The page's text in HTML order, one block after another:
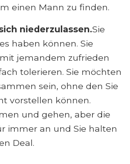
einen Mann zu finden.
niederzulassen.Sie
haben können. Sie
jemandem zufrieden
tolerieren. Sie möchten
sein, ohne den Sie
vorstellen können.
und gehen, aber die
immer an und Sie halten
Deal.